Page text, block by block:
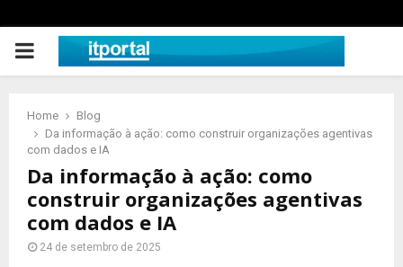
PRIMARY
Home
Blog
Da informação à ação: como construir organizações agentivas
com dados e IA
Da informação à ação: como
construir organizações agentivas
com dados e IA
24 de setembro de 2025